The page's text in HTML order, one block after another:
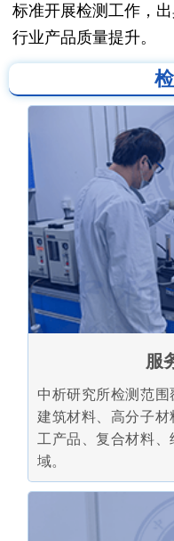
标准开展检测工作，
行业产品质量提升。
服
中析研究所检测范围
建筑材料、高分子
工产品、复合材料
域。